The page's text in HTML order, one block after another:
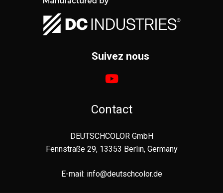
Suivez nous
Contact
DEUTSCHCOLOR GmbH
Fennstraße 29, 13353 Berlin, Germany
E-mail: info@deutschcolor.de